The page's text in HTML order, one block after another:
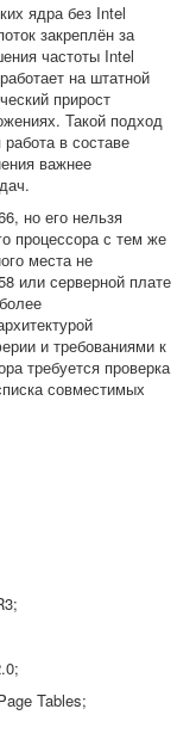
ядра без Intel
закреплён за
частоты Intel
на штатной
прирост
Такой подход
в составе
важнее
но его нельзя
процессора с тем же
места не
или серверной плате
и требованиями к
требуется проверка
совместимых
Tables;